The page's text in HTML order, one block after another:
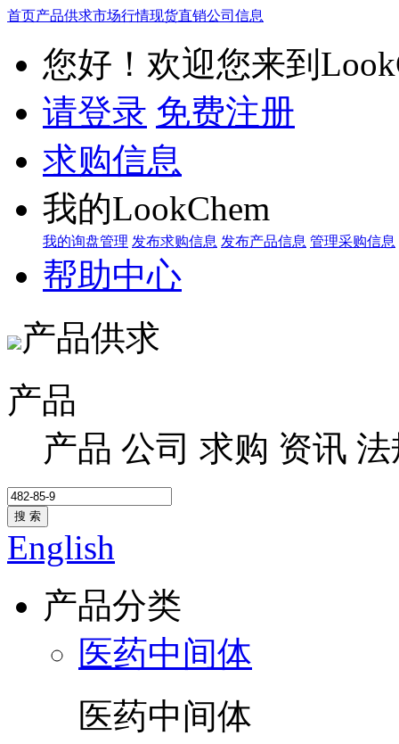
首页产品供求市场行情现货直销公司信息
您好！欢迎您来到
请登录 免费注册
求购信息
我的LookChem
我的询盘管理 发布求购信息 发布产品信息 管理采购信息
帮助中心
产品供求
产品
产品 公司 求购 资讯 法
搜 索
English
产品分类
医药中间体
医药中间体